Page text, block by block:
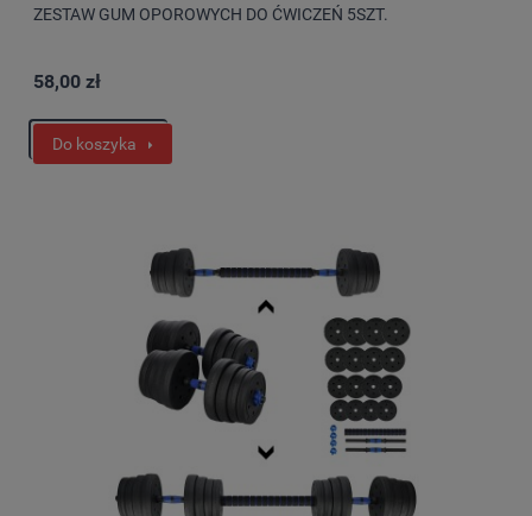
ZESTAW GUM OPOROWYCH DO ĆWICZEŃ 5SZT.
58,00 zł
Do koszyka